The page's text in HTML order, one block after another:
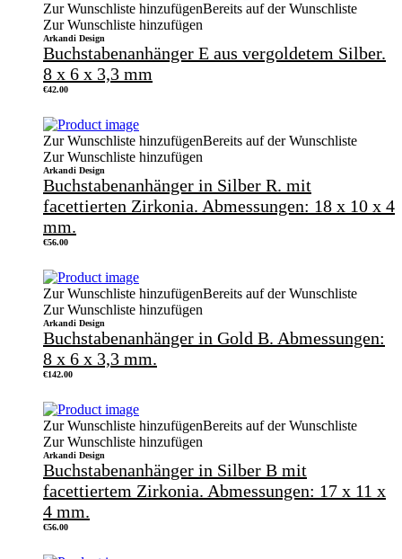
Zur Wunschliste hinzufügenBereits auf der Wunschliste
Zur Wunschliste hinzufügen
Arkandi Design
Buchstabenanhänger E aus vergoldetem Silber.
8 x 6 x 3,3 mm
€42.00
Zur Wunschliste hinzufügenBereits auf der Wunschliste
Zur Wunschliste hinzufügen
Arkandi Design
Buchstabenanhänger in Silber R. mit
facettierten Zirkonia. Abmessungen: 18 x 10 x 4
mm.
€56.00
Zur Wunschliste hinzufügenBereits auf der Wunschliste
Zur Wunschliste hinzufügen
Arkandi Design
Buchstabenanhänger in Gold B. Abmessungen:
8 x 6 x 3,3 mm.
€142.00
Zur Wunschliste hinzufügenBereits auf der Wunschliste
Zur Wunschliste hinzufügen
Arkandi Design
Buchstabenanhänger in Silber B mit
facettiertem Zirkonia. Abmessungen: 17 x 11 x
4 mm.
€56.00